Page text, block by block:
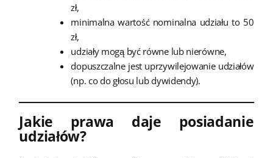
zł,
minimalna wartość nominalna udziału to 50
zł,
udziały mogą być równe lub nierówne,
dopuszczalne jest uprzywilejowanie udziałów
(np. co do głosu lub dywidendy).
Jakie prawa daje posiadanie
udziałów?